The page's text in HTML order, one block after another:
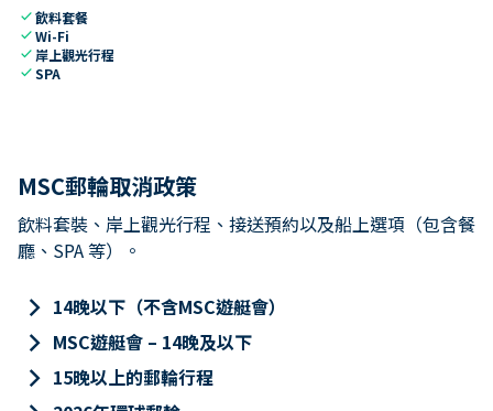
check飲料套餐
checkWi-Fi
check 岸上觀光行程
checkSPA
MSC郵輪取消政策
飲料套裝、岸上觀光行程、接送預約以及船上選項（包含餐
廳、SPA 等）。
keyboard_arrow_right 14晚以下（不含MSC遊艇會）
keyboard_arrow_right MSC遊艇會 – 14晚及以下
keyboard_arrow_right 15晚以上的郵輪行程